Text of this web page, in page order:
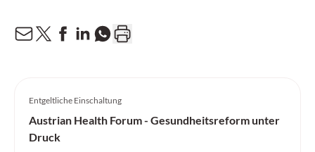
Entgeltliche Einschaltung
Austrian Health Forum - Gesundheitsreform unter
Druck